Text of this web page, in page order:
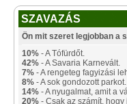
SZAVAZÁS
Ön mit szeret legjobban a
10% - A Tófürdőt.
42% - A Savaria Karnevált.
7% - A rengeteg fagyizási
8% - A sok gondozott parkot.
14% - A nyugalmat, amit a
20% - Csak az számít,